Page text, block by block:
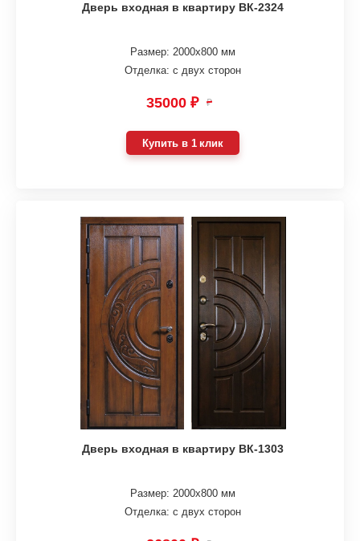
Дверь входная в квартиру ВК-2324
Размер: 2000х800 мм
Отделка: с двух сторон
35000 ₽ ₽
Купить в 1 клик
Дверь входная в квартиру ВК-1303
Размер: 2000х800 мм
Отделка: с двух сторон